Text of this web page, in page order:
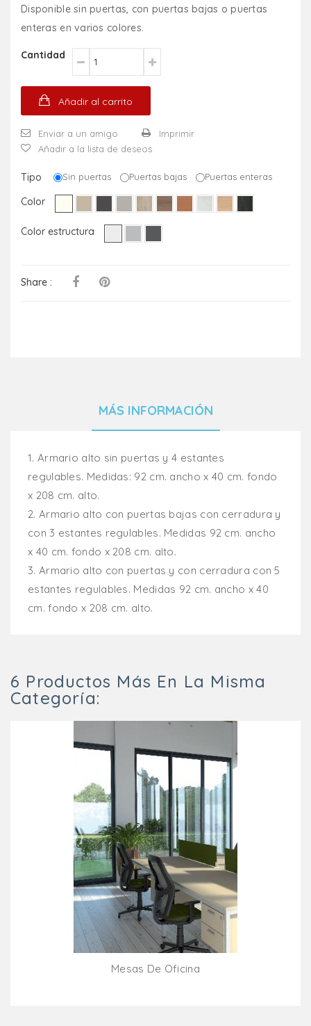
Disponible sin puertas, con puertas bajas o puertas
enteras en varios colores.
Cantidad
Añadir al carrito
Enviar a un amigo
Imprimir
Añadir a la lista de deseos
Tipo Sin puertas Puertas bajas Puertas enteras
Color
Color estructura
Share :
MÁS INFORMACIÓN
1. Armario alto sin puertas y 4 estantes
regulables. Medidas: 92 cm. ancho x 40 cm. fondo
x 208 cm. alto.
2. Armario alto con puertas bajas con cerradura y
con 3 estantes regulables. Medidas 92 cm. ancho
x 40 cm. fondo x 208 cm. alto.
3. Armario alto con puertas y con cerradura con 5
estantes regulables. Medidas 92 cm. ancho x 40
cm. fondo x 208 cm. alto.
6 Productos Más En La Misma
Categoría:
Mesas De Oficina